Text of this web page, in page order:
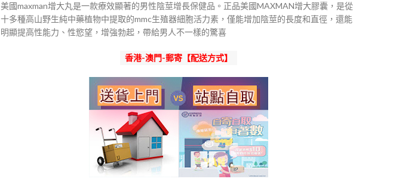
範
圍：
$400
美國maxman增大丸是一款療效顯著的男性陰莖增長保健品。正品美國MAXMAN增大膠囊，是從
十多種高山野生純中藥植物中提取的mmc生殖器細胞活力素，僅能增加陰莖的長度和直徑，還能
明顯提高性能力、性慾望，增強勃起，帶給男人不一樣的驚喜
香港-澳門-郵寄【配送方式】